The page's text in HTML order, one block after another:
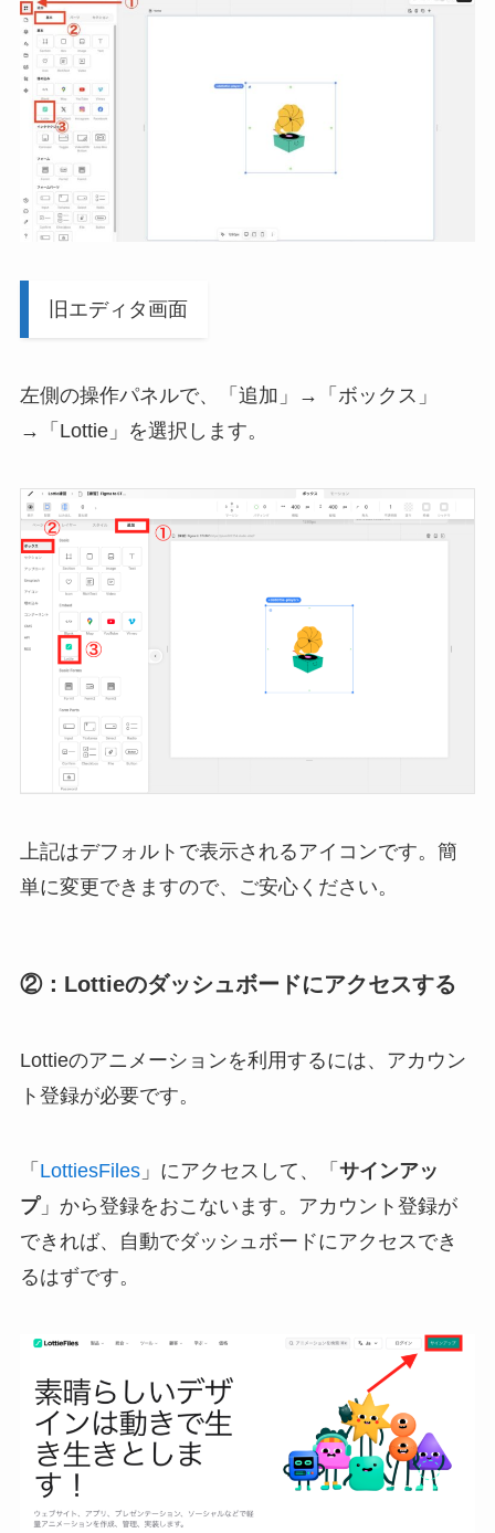
旧エディタ画面
左側の操作パネルで、「追加」→「ボックス」
→「Lottie」を選択します。
上記はデフォルトで表示されるアイコンです。簡
単に変更できますので、ご安心ください。
②：Lottieのダッシュボードにアクセスする
Lottieのアニメーションを利用するには、アカウン
ト登録が必要です。
「 LottiesFiles」にアクセスして、「 サインアッ
プ」から登録をおこないます。アカウント登録が
できれば、自動でダッシュボードにアクセスでき
るはずです。